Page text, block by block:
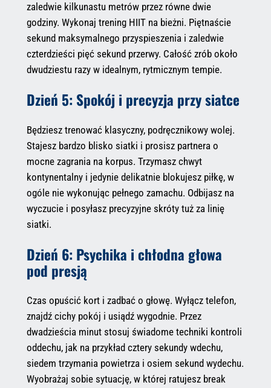
zaledwie kilkunastu metrów przez równe dwie
godziny. Wykonaj trening HIIT na bieżni. Piętnaście
sekund maksymalnego przyspieszenia i zaledwie
czterdzieści pięć sekund przerwy. Całość zrób około
dwudziestu razy w idealnym, rytmicznym tempie.
Dzień 5: Spokój i precyzja przy siatce
Będziesz trenować klasyczny, podręcznikowy wolej.
Stajesz bardzo blisko siatki i prosisz partnera o
mocne zagrania na korpus. Trzymasz chwyt
kontynentalny i jedynie delikatnie blokujesz piłkę, w
ogóle nie wykonując pełnego zamachu. Odbijasz na
wyczucie i posyłasz precyzyjne skróty tuż za linię
siatki.
Dzień 6: Psychika i chłodna głowa
pod presją
Czas opuścić kort i zadbać o głowę. Wyłącz telefon,
znajdź cichy pokój i usiądź wygodnie. Przez
dwadzieścia minut stosuj świadome techniki kontroli
oddechu, jak na przykład cztery sekundy wdechu,
siedem trzymania powietrza i osiem sekund wydechu.
Wyobrażaj sobie sytuację, w której ratujesz break